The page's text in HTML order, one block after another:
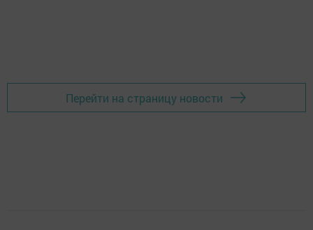
Перейти на страницу новости